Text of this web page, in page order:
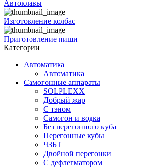
Автоклавы
Изготовление колбас
Приготовление пищи
Категории
Автоматика
Автоматика
Самогонные аппараты
SOLPLEXX
Добрый жар
С тэном
Самогон и водка
Без перегонного куба
Перегонные кубы
ЧЗБТ
Двойной перегонки
С дефлегматором